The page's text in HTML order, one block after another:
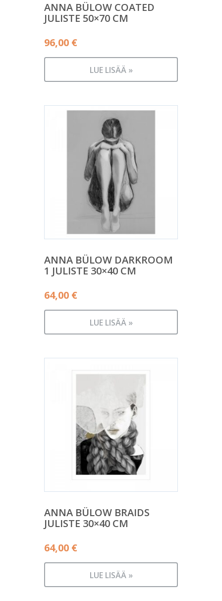
ANNA BÜLOW COATED
JULISTE 50×70 CM
96,00 €
LUE LISÄÄ »
ANNA BÜLOW DARKROOM
1 JULISTE 30×40 CM
64,00 €
LUE LISÄÄ »
ANNA BÜLOW BRAIDS
JULISTE 30×40 CM
64,00 €
LUE LISÄÄ »